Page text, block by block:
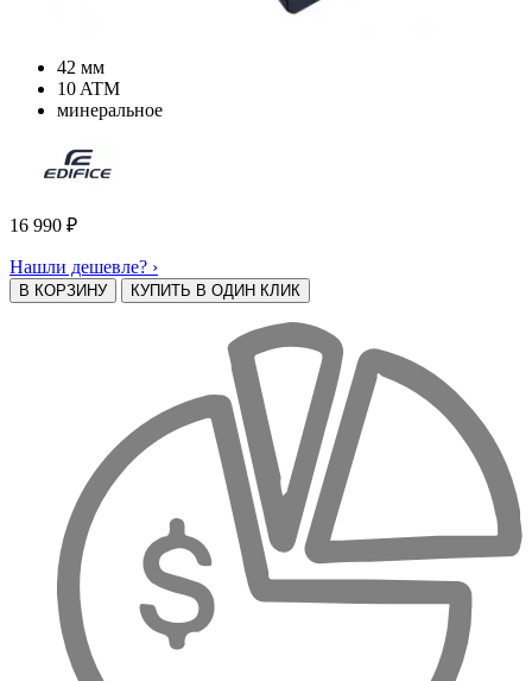
42 мм
10 ATM
минеральное
16 990 ₽
Нашли дешевле? ›
В КОРЗИНУ КУПИТЬ В ОДИН КЛИК